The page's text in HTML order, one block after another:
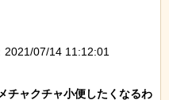
2021/07/14 11:12:01
チャクチャ小便したくなるわ